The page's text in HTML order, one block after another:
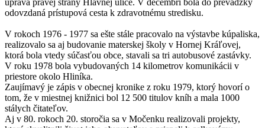
odovzdaná prístupová cesta k zdravotnému stredisku.
V rokoch 1976 - 1977 sa ešte stále pracovalo na výstavbe kúpaliska,
realizovalo sa aj budovanie materskej školy v Hornej Kráľovej,
ktorá bola vtedy súčasťou obce, stavali sa tri autobusové zastávky.
V roku 1978 bola vybudovaných 14 kilometrov komunikácii v
priestore okolo Hliníka.
Zaujímavý je zápis v obecnej kronike z roku 1979, ktorý hovorí o
tom, že v miestnej knižnici bol 12 500 titulov kníh a mala 1000
stálych čitateľov.
Aj v 80. rokoch 20. storočia sa v Močenku realizovali projekty,